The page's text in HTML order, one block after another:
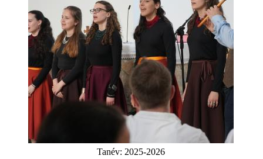
Tanév: 2025-2026